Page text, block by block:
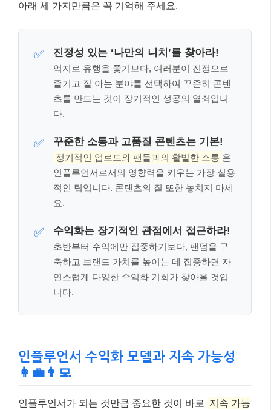
아래 세 가지만큼은 꼭 기억해 주세요.
✅ 진정성 있는 ‘나만의 니치’를 찾아라!
억지로 유행을 쫓기보다, 여러분이 진정으로
즐기고 잘 아는 분야를 선택하여 꾸준히 콘텐
츠를 만드는 것이 장기적인 성공의 열쇠입니
다.
✅ 꾸준한 소통과 고품질 콘텐츠는 기본!
정기적인 업로드와 팬들과의 활발한 소통 은
인플루언서로서의 영향력을 키우는 가장 실용
적인 팁입니다. 콘텐츠의 질 또한 놓치지 마세
요.
✅ 수익화는 장기적인 관점에서 접근하라!
초반부터 수익에만 집중하기보다, 팬덤을 구
축하고 브랜드 가치를 높이는 데 집중하면 자
연스럽게 다양한 수익화 기회가 찾아올 것입
니다.
인플루언서 수익화 모델과 지속 가능성
👩‍💼👨‍💻
인플루언서가 되는 것만큼 중요한 것이 바로
지속 가능